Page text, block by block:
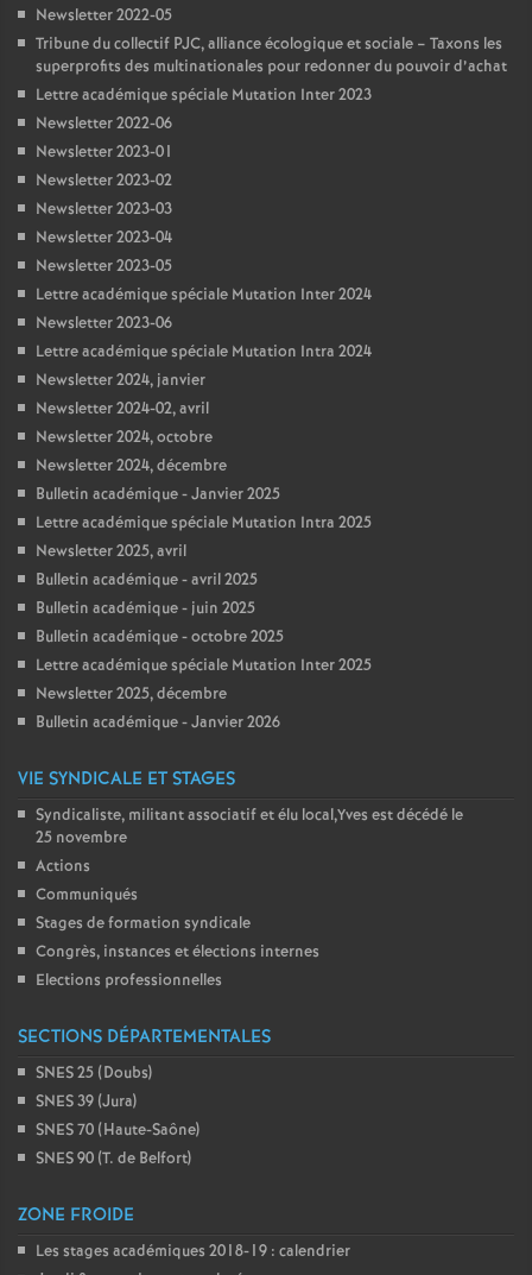
Newsletter 2022-05
Tribune du collectif PJC, alliance écologique et sociale – Taxons les
superprofits des multinationales pour redonner du pouvoir d’achat
Lettre académique spéciale Mutation Inter 2023
Newsletter 2022-06
Newsletter 2023-01
Newsletter 2023-02
Newsletter 2023-03
Newsletter 2023-04
Newsletter 2023-05
Lettre académique spéciale Mutation Inter 2024
Newsletter 2023-06
Lettre académique spéciale Mutation Intra 2024
Newsletter 2024, janvier
Newsletter 2024-02, avril
Newsletter 2024, octobre
Newsletter 2024, décembre
Bulletin académique - Janvier 2025
Lettre académique spéciale Mutation Intra 2025
Newsletter 2025, avril
Bulletin académique - avril 2025
Bulletin académique - juin 2025
Bulletin académique - octobre 2025
Lettre académique spéciale Mutation Inter 2025
Newsletter 2025, décembre
Bulletin académique - Janvier 2026
VIE SYNDICALE ET STAGES
Syndicaliste, militant associatif et élu local,Yves est décédé le
25 novembre
Actions
Communiqués
Stages de formation syndicale
Congrès, instances et élections internes
Elections professionnelles
SECTIONS DÉPARTEMENTALES
SNES 25 (Doubs)
SNES 39 (Jura)
SNES 70 (Haute-Saône)
SNES 90 (T. de Belfort)
ZONE FROIDE
Les stages académiques 2018-19 : calendrier